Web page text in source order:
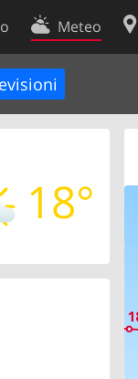
Meteo
18°
Contatti
Condizioni d’uso